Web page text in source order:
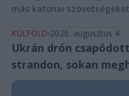
más katonai
KÜLFÖLD 2026. augusztus 4.
Ukrán drón
strandon, sokan